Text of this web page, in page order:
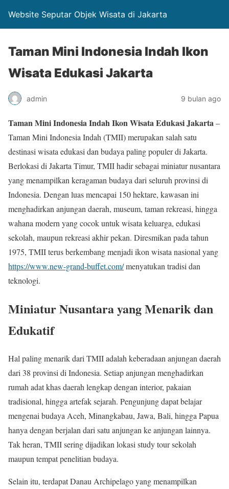
Website Seputar Objek Wisata di Jakarta
Taman Mini Indonesia Indah Ikon
Wisata Edukasi Jakarta
admin 9 bulan ago
Taman Mini Indonesia Indah Ikon Wisata Edukasi Jakarta–
Taman Mini Indonesia Indah (TMII) merupakan salah satu
destinasi wisata edukasi dan budaya paling populer di Jakarta.
Berlokasi di Jakarta Timur, TMII hadir sebagai miniatur nusantara
yang menampilkan keragaman budaya dari seluruh provinsi di
Indonesia. Dengan luas mencapai 150 hektare, kawasan ini
menghadirkan anjungan daerah, museum, taman rekreasi, hingga
wahana modern yang cocok untuk wisata keluarga, edukasi
sekolah, maupun rekreasi akhir pekan. Diresmikan pada tahun
1975, TMII terus berkembang menjadi ikon wisata nasional yang
https://www.new-grand-buffet.com/menyatukan tradisi dan
teknologi.
Miniatur Nusantara yang Menarik dan
Edukatif
Hal paling menarik dari TMII adalah keberadaan anjungan daerah
dari 38 provinsi di Indonesia. Setiap anjungan menghadirkan
rumah adat khas daerah lengkap dengan interior, pakaian
tradisional, hingga artefak sejarah. Pengunjung dapat belajar
mengenai budaya Aceh, Minangkabau, Jawa, Bali, hingga Papua
hanya dengan berjalan dari satu anjungan ke anjungan lainnya.
Tak heran, TMII sering dijadikan lokasi study tour sekolah
maupun tempat penelitian budaya.
Selain itu, terdapat Danau Archipelago yang menampilkan